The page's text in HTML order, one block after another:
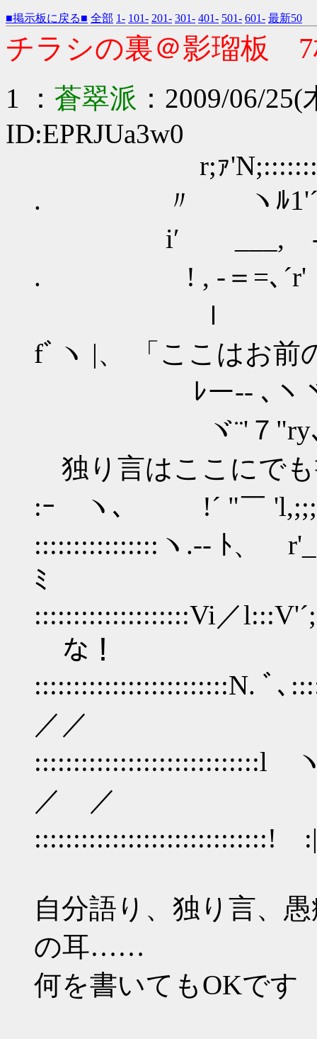
■掲示板に戻る■ 全部 1- 101- 201- 301- 401- 501- 601- 最新50
チラシの裏＠影瑠板
1 ： 蒼翠派 ：2009/06/
ID:EPRJUa3w0
r;ｧ
. 〃 ヽﾙ
i′ ___, - ,. = -
. ! , -＝=､
ｌ _,, -
fﾞヽ |、 「ここはお前
ﾚー-- ､ヽヾﾆ-
ヾ¨'７"ry､｀
独り言はここにで
:ｰゝヽ､ !´ "
::::::::::::::::ヽ.-‐ ﾄ
ﾐ
::::::::::::::::::::Vi／
な！
:::::::::::::::::::::::::N. ﾞ､
／／
:::::::::::::::::::::::::::::l
／ ／
::::::::::::::::::::::::::::::!
自分語り、独り言、
の耳……
何を書いてもOKです